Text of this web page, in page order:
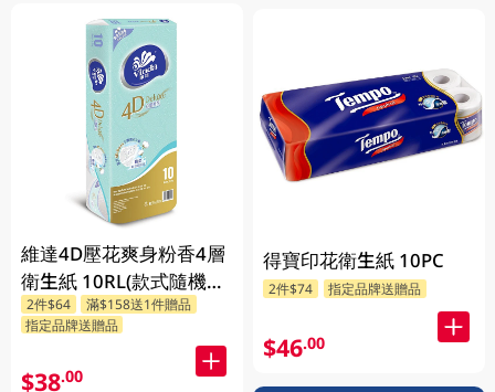
維達4D壓花爽身粉香4層
衛生紙 10RL(款式隨機發
送)
2件$64
滿$158送1件贈品
指定品牌送贈品
$38.00
得寶印花衛生紙 10PC
2件$74 指定品牌送贈品
$46.00